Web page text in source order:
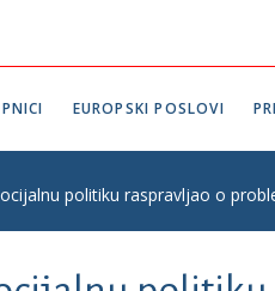
EUROPSKI POSLOVI
politiku raspravljao o